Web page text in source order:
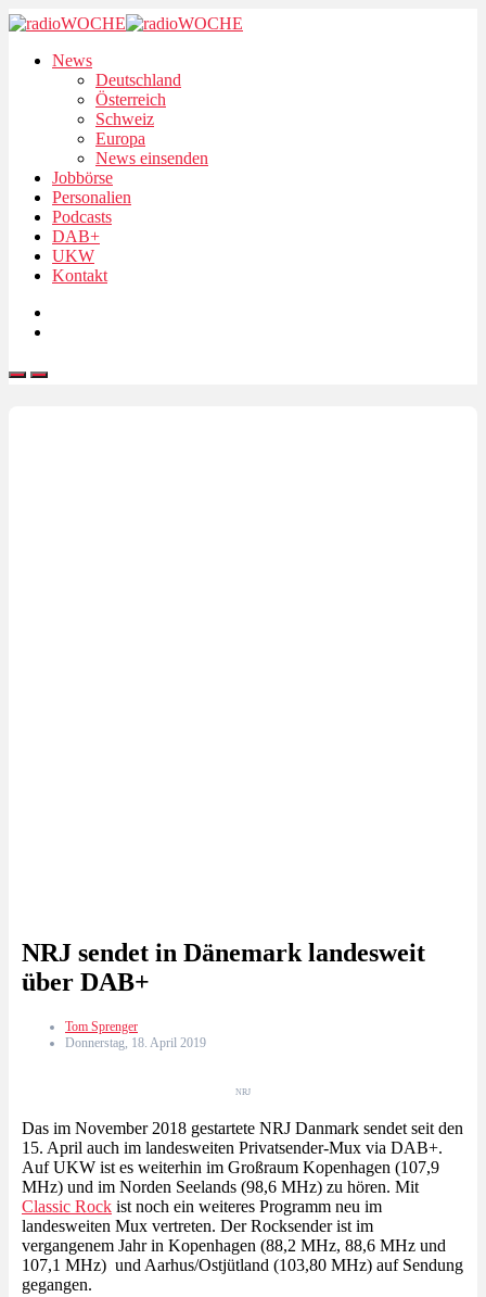
News
Deutschland
Österreich
Schweiz
Europa
News einsenden
Jobbörse
Personalien
Podcasts
DAB+
UKW
Kontakt
NRJ sendet in Dänemark landesweit
über DAB+
Tom Sprenger
Donnerstag, 18. April 2019
NRJ
Das im November 2018 gestartete NRJ Danmark sendet seit den
15. April auch im landesweiten Privatsender-Mux via DAB+.
Auf UKW ist es weiterhin im Großraum Kopenhagen (107,9
MHz) und im Norden Seelands (98,6 MHz) zu hören. Mit
Classic Rock ist noch ein weiteres Programm neu im
landesweiten Mux vertreten. Der Rocksender ist im
vergangenem Jahr in Kopenhagen (88,2 MHz, 88,6 MHz und
107,1 MHz) und Aarhus/Ostjütland (103,80 MHz) auf Sendung
gegangen.